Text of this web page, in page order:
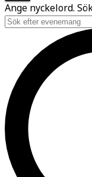
Ange nyckelord.